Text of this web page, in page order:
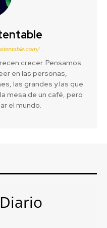
crecer. Pensamos
en las personas,
las grandes y las que
mesa de un café, pero
el mundo.